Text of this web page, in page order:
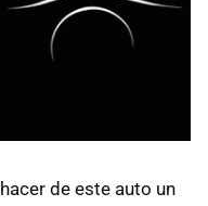
de este auto un